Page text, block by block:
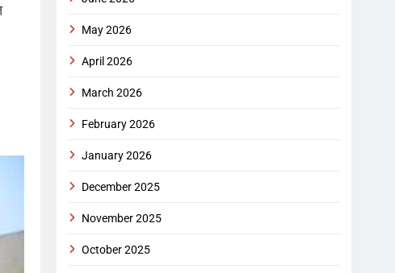
May 2026
April 2026
March 2026
February 2026
January 2026
December 2025
November 2025
October 2025